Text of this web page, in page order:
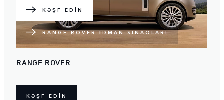
KƏŞF EDİN
RANGE ROVER İDMAN SINAQLARI
RANGE ROVER
KƏŞF EDİN